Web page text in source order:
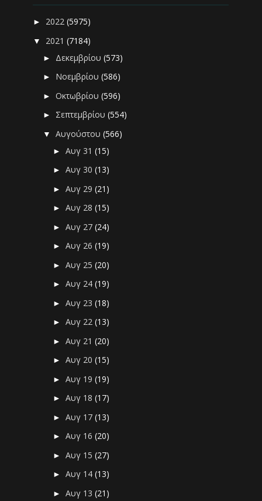
► 2022(5975)
▼ 2021(7184)
► Δεκεμβρίου(573)
► Νοεμβρίου(586)
►Οκτωβρίου(596)
► Σεπτεμβρίου(554)
▼Αυγούστου(566)
►Αυγ 31(15)
►Αυγ 30(13)
►Αυγ 29(21)
►Αυγ 28(15)
►Αυγ 27(24)
►Αυγ 26(19)
►Αυγ 25(20)
►Αυγ 24(19)
►Αυγ 23(18)
►Αυγ 22(13)
►Αυγ 21(20)
►Αυγ 20(15)
►Αυγ 19(19)
►Αυγ 18(17)
►Αυγ 17(13)
►Αυγ 16(20)
►Αυγ 15(27)
►Αυγ 14(13)
►Αυγ 13(21)